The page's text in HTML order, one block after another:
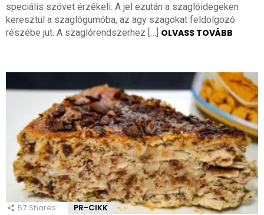
speciális szövet érzékeli. A jel ezután a szaglóidegeken
keresztül a szaglógumóba, az agy szagokat feldolgozó
részébe jut. A szaglórendszerhez […] OLVASS TOVÁBB
57 Shares PR-CIKK